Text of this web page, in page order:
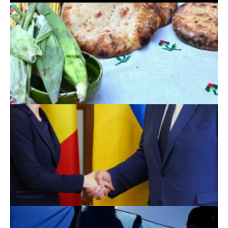
Scoruri fotbal